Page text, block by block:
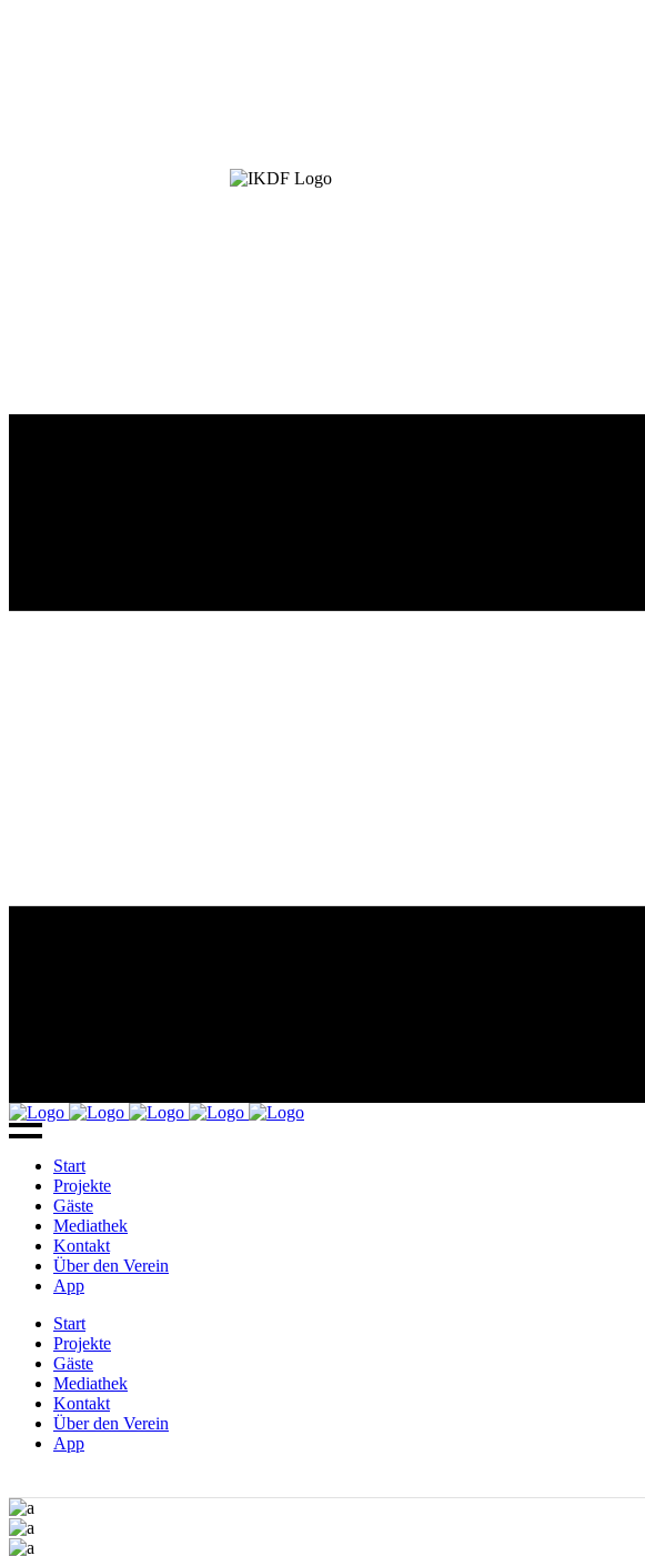
Start
Projekte
Gäste
Mediathek
Kontakt
Über den Verein
App
Start
Projekte
Gäste
Mediathek
Kontakt
Über den Verein
App